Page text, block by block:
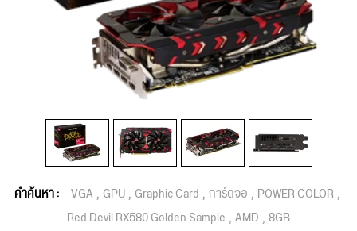
คำค้นหา : VGA GPU Graphic Card การ์ดจอ POWER COLOR
Red Devil RX580 Golden Sample AMD 8GB